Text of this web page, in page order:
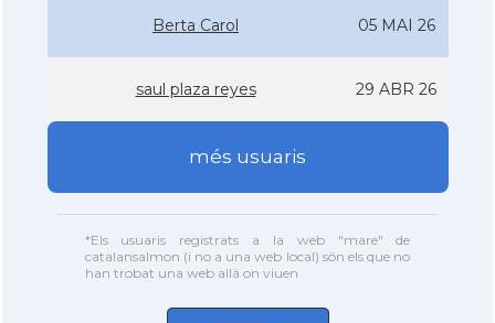
Berta Carol 05 MAI 26
saul plaza reyes 29 ABR 26
més usuaris
*Els usuaris registrats a la web "mare" de
catalansalmon (i no a una web local) són els que no
han trobat una web allà on viuen